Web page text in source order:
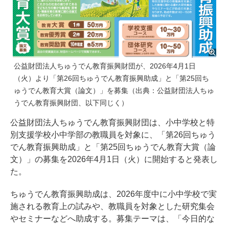
公益財団法人ちゅうでん教育振興財団が、2026年4月1日
（火）より「第26回ちゅうでん教育振興助成」と「第25回ち
ゅうでん教育大賞（論文）」を募集（出典：公益財団法人ちゅ
うでん教育振興財団、以下同じく）
公益財団法人ちゅうでん教育振興財団は、小中学校と特
別支援学校小中学部の教職員を対象に、「第26回ちゅう
でん教育振興助成」と「第25回ちゅうでん教育大賞（論
文）」の募集を2026年4月1日（火）に開始すると発表し
た。
ちゅうでん教育振興助成は、2026年度中に小中学校で実
施される教育上の試みや、教職員を対象とした研究集会
やセミナーなどへ助成する。募集テーマは、「今日的な